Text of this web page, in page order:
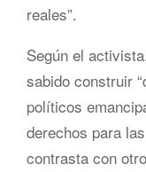
reales”.
Según el
sabido construir
políticos
derechos para
contrasta con